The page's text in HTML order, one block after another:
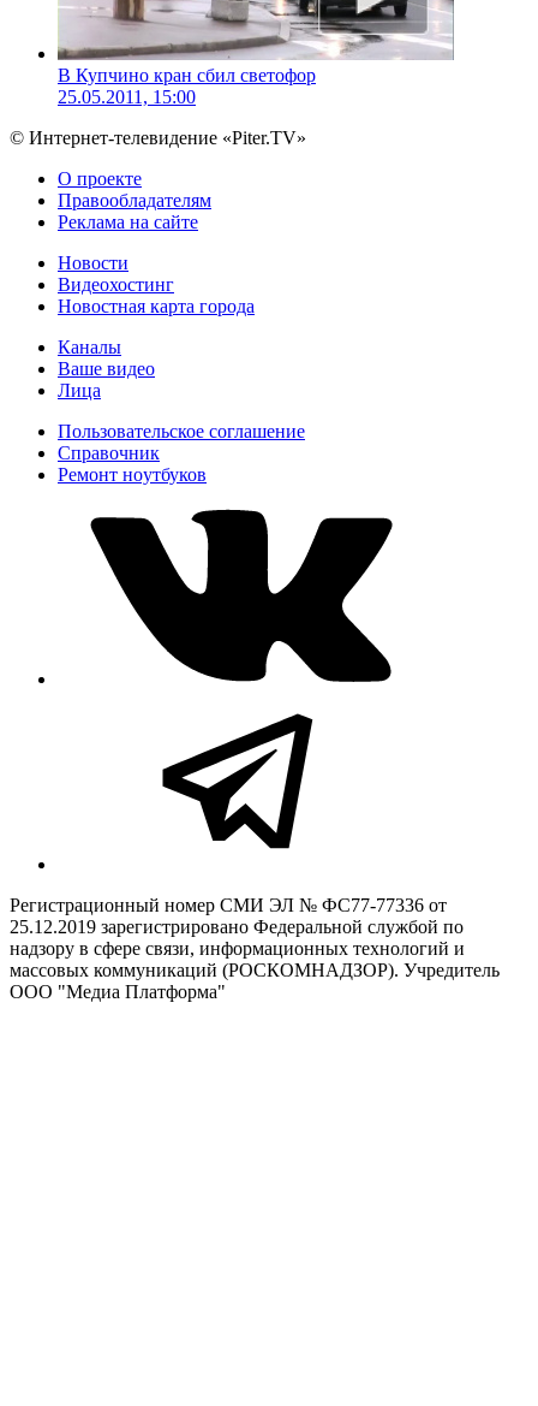
В Купчино кран сбил светофор
25.05.2011, 15:00
© Интернет-телевидение «Piter.TV»
О проекте
Правообладателям
Реклама на сайте
Новости
Видеохостинг
Новостная карта города
Каналы
Ваше видео
Лица
Пользовательское соглашение
Справочник
Ремонт нoутбуков
Регистрационный номер СМИ ЭЛ № ФС77-77336 от
25.12.2019 зарегистрировано Федеральной службой по
надзору в сфере связи, информационных технологий и
массовых коммуникаций (РОСКОМНАДЗОР). Учредитель
ООО "Медиа Платформа"